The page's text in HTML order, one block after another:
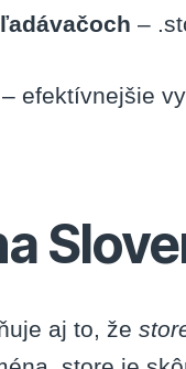
–
– efektívnejšie
aj to, že